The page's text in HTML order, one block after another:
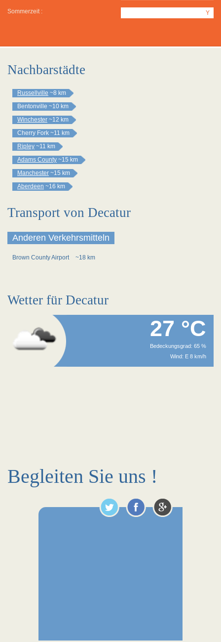
Sommerzeit : Y
Nachbarstädte
Russellville ~8 km
Bentonville ~10 km
Winchester ~12 km
Cherry Fork ~11 km
Ripley ~11 km
Adams County ~15 km
Manchester ~15 km
Aberdeen ~16 km
Transport von Decatur
Anderen Verkehrsmitteln
Brown County Airport ~18 km
Wetter für Decatur
27 °C
Bedeckungsgrad: 65 %
Wind: E 8 km/h
Begleiten Sie uns !